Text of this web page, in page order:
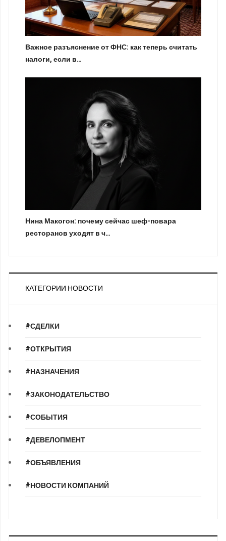
Важное разъяснение от ФНС: как теперь считать
налоги, если в…
Нина Макогон: почему сейчас шеф-повара
ресторанов уходят в ч…
КАТЕГОРИИ НОВОСТИ
#СДЕЛКИ
#ОТКРЫТИЯ
#НАЗНАЧЕНИЯ
#ЗАКОНОДАТЕЛЬСТВО
#СОБЫТИЯ
#ДЕВЕЛОПМЕНТ
#ОБЪЯВЛЕНИЯ
#НОВОСТИ КОМПАНИЙ